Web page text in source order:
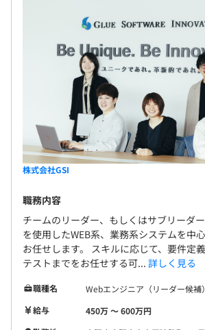
株式会社GSI
職務内容
チームのリーダー、もしくはサブリーダ
を使用したWEB系、業務系システムを中
お任せします。 スキルに応じて、要件定
テストまでをお任せする可... 詳しく見る
職種名
Webエンジニア（リーダー候
給与
450万 〜 600万円